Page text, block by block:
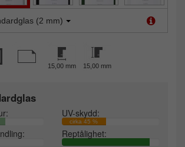
(2 mm)
15,00 mm 15,00 mm
UV-skydd:
cirka 45 %
Reptålighet: